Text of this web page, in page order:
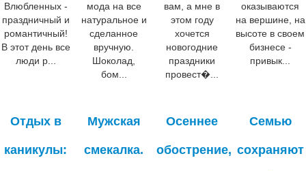
Влюбленных -
праздничный и
романтичный!
В этот день все
люди р...
мода на все
натуральное и
сделанное
вручную.
Шоколад,
бом...
вам, а мне в
этом году
хочется
новогодние
праздники
провест�...
оказываются
на вершине, на
высоте в своем
бизнесе -
привык...
Отдых в
каникулы:
Мужская
смекалка.
Осеннее
обострение,
Семью
сохраняют